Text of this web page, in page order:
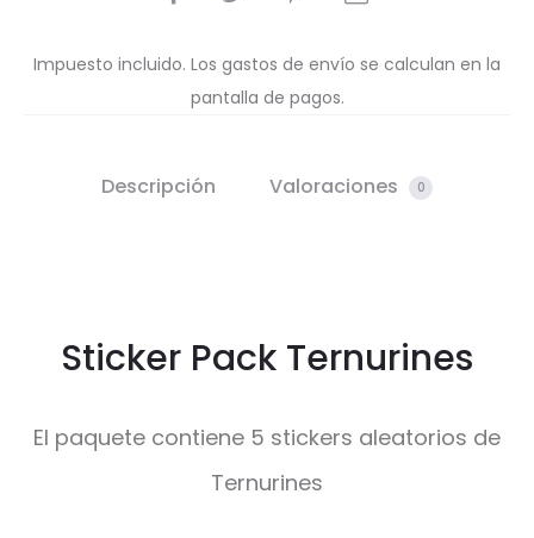
Impuesto incluido. Los gastos de envío se calculan en la
pantalla de pagos.
Descripción Valoraciones 0
Sticker Pack Ternurines
El paquete contiene 5 stickers aleatorios de
Ternurines